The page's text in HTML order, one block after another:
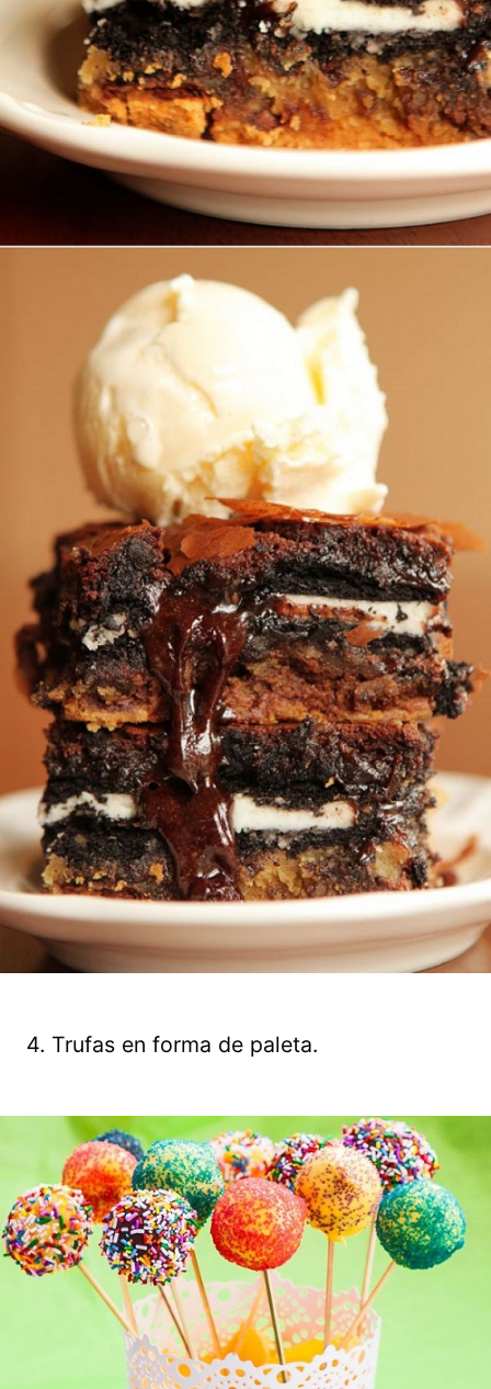
4. Trufas en forma de paleta.